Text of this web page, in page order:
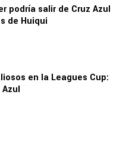
podría salir de Cruz Azul
de Huiqui
en la Leagues Cup: